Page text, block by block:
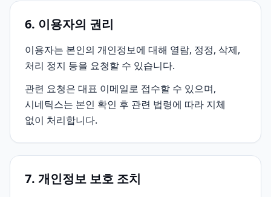
6. 이용자의 권리
이용자는 본인의 개인정보에 대해 열람, 정정, 삭제,
처리 정지 등을 요청할 수 있습니다.
관련 요청은 대표 이메일로 접수할 수 있으며,
시네틱스는 본인 확인 후 관련 법령에 따라 지체
없이 처리합니다.
7. 개인정보 보호 조치